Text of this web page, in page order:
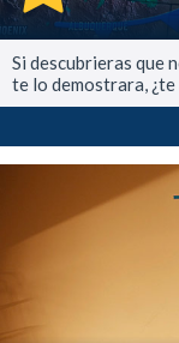
Si descubrieras que
te lo demostrara,